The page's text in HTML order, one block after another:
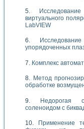
виртуального
LabVIEW
упорядоченных
Комплекс
Метод
обработке
Недорогая
соленоидом с
Применение